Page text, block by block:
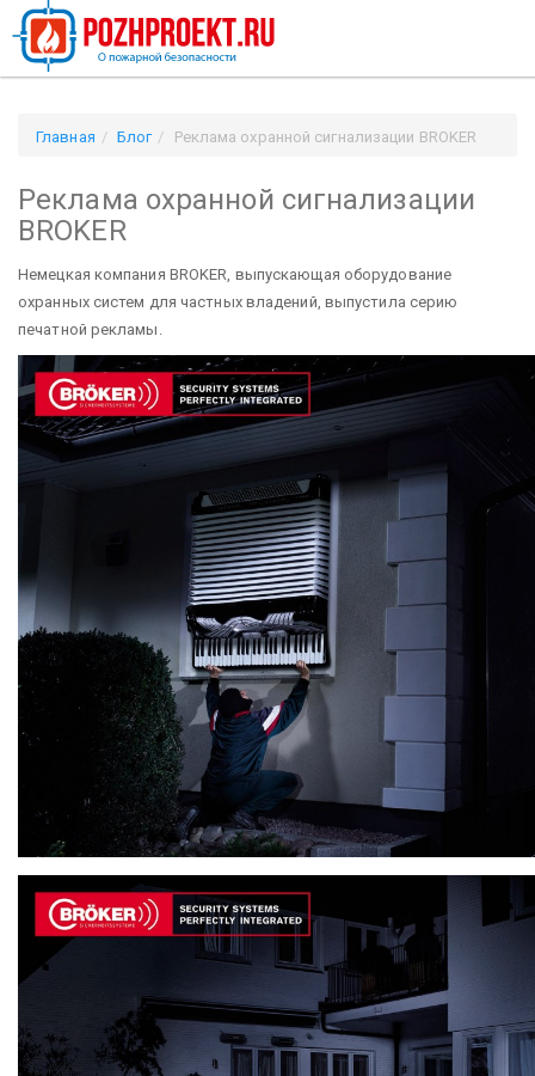
Главная Блог Реклама охранной сигнализации BROKER
Реклама охранной сигнализации
BROKER
Немецкая компания BROKER, выпускающая оборудование
охранных систем для частных владений, выпустила серию
печатной рекламы.